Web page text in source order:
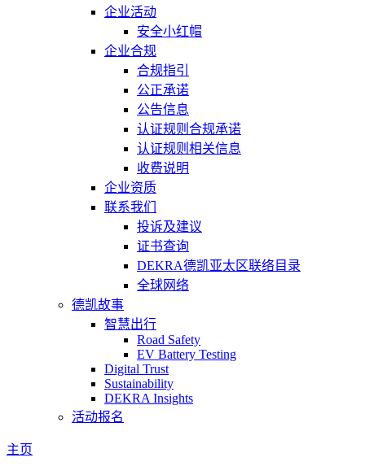
企业活动
安全小红帽
企业合规
合规指引
公正承诺
公告信息
认证规则合规承诺
认证规则相关信息
收费说明
企业资质
联系我们
投诉及建议
证书查询
DEKRA德凯亚太区联络目录
全球网络
德凯故事
智慧出行
Road Safety
EV Battery Testing
Digital Trust
Sustainability
DEKRA Insights
活动报名
主页